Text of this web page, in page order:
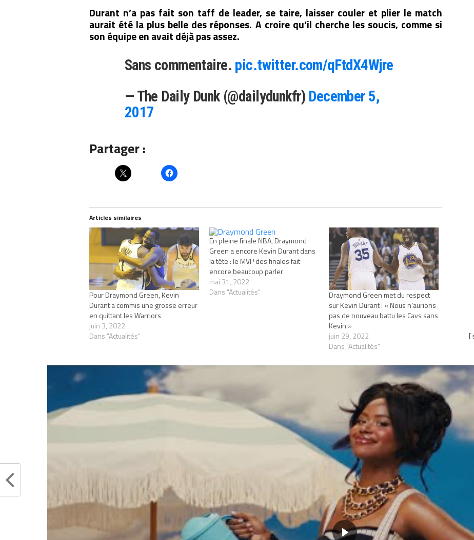
Durant n’a pas fait son taff de leader, se taire, laisser couler et plier le match
aurait été la plus belle des réponses. A croire qu’il cherche les soucis, comme si
son équipe en avait déjà pas assez.
Sans commentaire. pic.twitter.com/qFtdX4Wjre
— The Daily Dunk (@dailydunkfr) December 5,
2017
Partager :
Articles similaires
Pour Draymond Green, Kevin
Durant a commis une grosse erreur
en quittant les Warriors
juin 3, 2022
Dans "Actualités"
En pleine finale NBA, Draymond
Green a encore Kevin Durant dans
la tête : le MVP des finales fait
encore beaucoup parler
mai 31, 2022
Dans "Actualités"
Draymond Green met du respect
sur Kevin Durant : « Nous n’aurions
pas de nouveau battu les Cavs sans
Kevin »
juin 29, 2022
Dans "Actualités"
RELATED TOPICS COUSINS NBA
PELICANS
STEVE KERR
WARRIORS
CLICK TO COMMENT